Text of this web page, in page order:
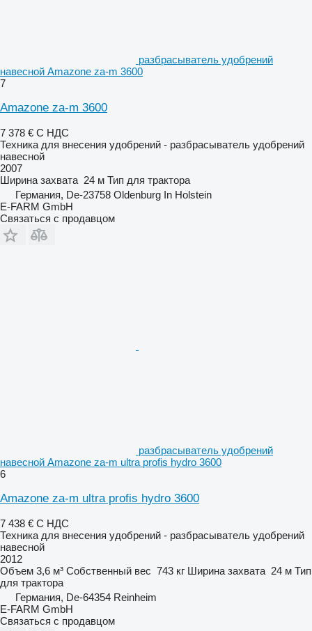
разбрасыватель удобрений
навесной Amazone za-m 3600
7
Amazone za-m 3600
7 378 € С НДС
Техника для внесения удобрений - разбрасыватель удобрений
навесной
2007
Ширина захвата 24 м Тип для трактора
Германия, De-23758 Oldenburg In Holstein
E-FARM GmbH
Связаться с продавцом
разбрасыватель удобрений
навесной Amazone za-m ultra profis hydro 3600
6
Amazone za-m ultra profis hydro 3600
7 438 € С НДС
Техника для внесения удобрений - разбрасыватель удобрений
навесной
2012
Объем 3,6 м³ Собственный вес 743 кг Ширина захвата 24 м Тип
для трактора
Германия, De-64354 Reinheim
E-FARM GmbH
Связаться с продавцом